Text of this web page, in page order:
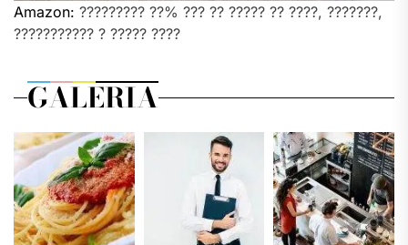
Amazon: ????????? ??% ??? ?? ????? ?? ????, ???????,
??????????? ? ????? ????
GALERIA